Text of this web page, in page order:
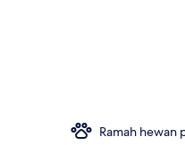
Ramah hewan